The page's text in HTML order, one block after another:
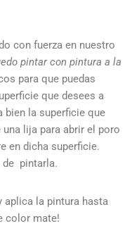
con fuerza en nuestro
pintar con pintura a la
para que puedas
que desees a
bien la superficie que
lija para abrir el poro
en dicha superficie.
de pintarla.
aplica la pintura hasta
color mate!